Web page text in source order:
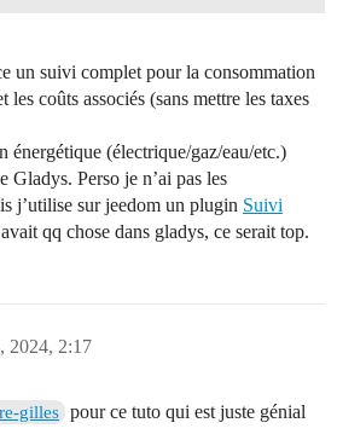
un suivi complet pour la consommation
les coûts associés (sans mettre les taxes
énergétique (électrique/gaz/eau/etc.)
Gladys. Perso je n’ai pas les
j’utilise sur jeedom un plugin Suivi
qq chose dans gladys, ce serait top.
2024, 2:17
gilles pour ce tuto qui est juste génial